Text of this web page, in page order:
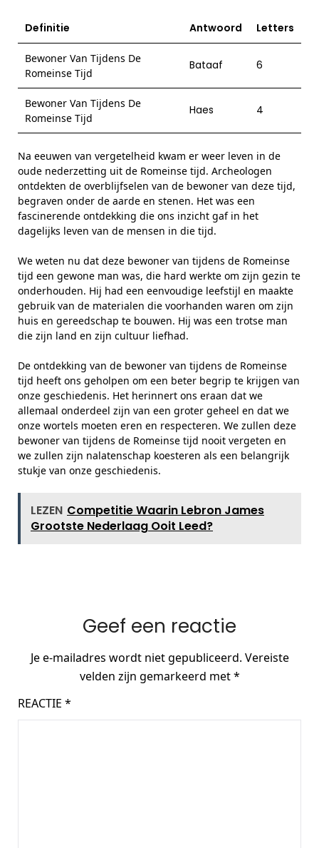
Definitie Antwoord Letters
Bewoner Van Tijdens De
Romeinse Tijd
Bataaf 6
Bewoner Van Tijdens De
Romeinse Tijd
Haes 4
Na eeuwen van vergetelheid kwam er weer leven in de
oude nederzetting uit de Romeinse tijd. Archeologen
ontdekten de overblijfselen van de bewoner van deze tijd,
begraven onder de aarde en stenen. Het was een
fascinerende ontdekking die ons inzicht gaf in het
dagelijks leven van de mensen in die tijd.
We weten nu dat deze bewoner van tijdens de Romeinse
tijd een gewone man was, die hard werkte om zijn gezin te
onderhouden. Hij had een eenvoudige leefstijl en maakte
gebruik van de materialen die voorhanden waren om zijn
huis en gereedschap te bouwen. Hij was een trotse man
die zijn land en zijn cultuur liefhad.
De ontdekking van de bewoner van tijdens de Romeinse
tijd heeft ons geholpen om een beter begrip te krijgen van
onze geschiedenis. Het herinnert ons eraan dat we
allemaal onderdeel zijn van een groter geheel en dat we
onze wortels moeten eren en respecteren. We zullen deze
bewoner van tijdens de Romeinse tijd nooit vergeten en
we zullen zijn nalatenschap koesteren als een belangrijk
stukje van onze geschiedenis.
LEZEN Competitie Waarin Lebron James
Grootste Nederlaag Ooit Leed?
Geef een reactie
Je e-mailadres wordt niet gepubliceerd. Vereiste
velden zijn gemarkeerd met*
REACTIE *